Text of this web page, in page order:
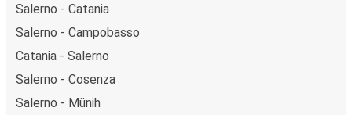
Salerno - Catania
Salerno - Campobasso
Catania - Salerno
Salerno - Cosenza
Salerno - Münih